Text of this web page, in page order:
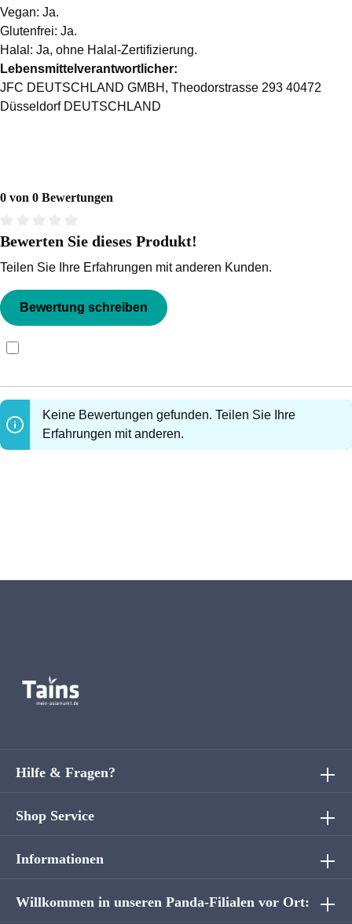
Vegan: Ja.
Glutenfrei: Ja.
Halal: Ja, ohne Halal-Zertifizierung.
Lebensmittelverantwortlicher:
JFC DEUTSCHLAND GMBH, Theodorstrasse 293 40472
Düsseldorf DEUTSCHLAND
0 von 0 Bewertungen
Durchschnittliche Bewertung von 0 von 5 Sternen
Bewerten Sie dieses Produkt!
Teilen Sie Ihre Erfahrungen mit anderen Kunden.
Bewertung schreiben
Keine Bewertungen gefunden. Teilen Sie Ihre
Erfahrungen mit anderen.
Willkommen in unseren Panda-Filialen vor Ort:
Hilfe & Fragen?
Shop Service
Informationen